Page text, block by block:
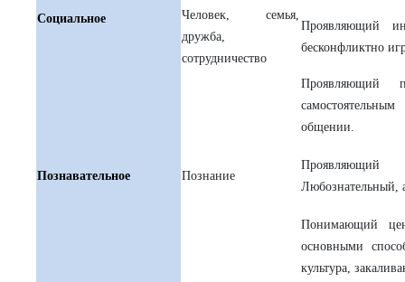
Социальное
Человек, семья,
дружба,
сотрудничество
Проявляющий
бесконфликтно
общении.
Познавательное Познание
Любознательный,
Понимающий
основными
культура,